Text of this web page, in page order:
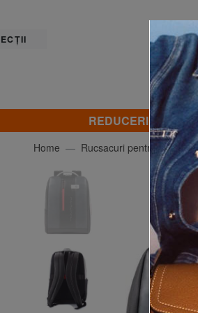
REDUCERI!
Home Rucsacuri pentru laptop